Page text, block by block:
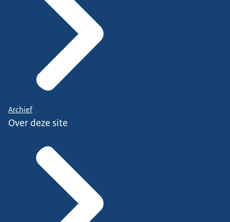
Archief
Over deze site